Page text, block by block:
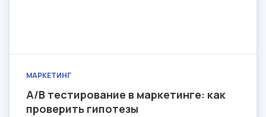
МАРКЕТИНГ
A/B тестирование в маркетинге: как
проверить гипотезы